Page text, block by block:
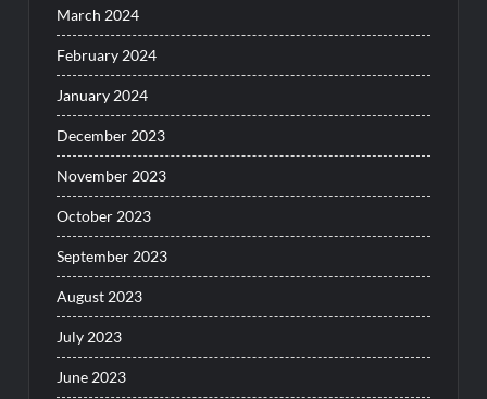
March 2024
February 2024
January 2024
December 2023
November 2023
October 2023
September 2023
August 2023
July 2023
June 2023